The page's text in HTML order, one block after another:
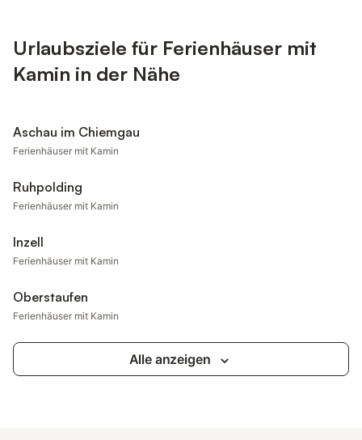
Urlaubsziele für Ferienhäuser mit
Kamin in der Nähe
Aschau im Chiemgau
Ferienhäuser mit Kamin
Ruhpolding
Ferienhäuser mit Kamin
Inzell
Ferienhäuser mit Kamin
Oberstaufen
Ferienhäuser mit Kamin
Alle anzeigen